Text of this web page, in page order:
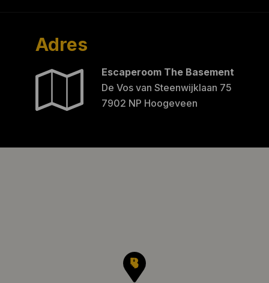
Adres
Escaperoom The Basement
De Vos van Steenwijklaan 75
7902 NP Hoogeveen